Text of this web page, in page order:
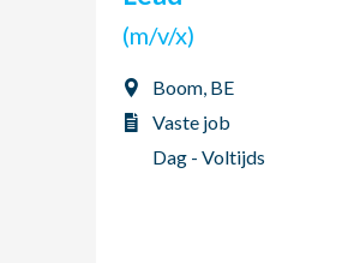
(m/v/x)
Boom, BE
Vaste job
Dag - Voltijds